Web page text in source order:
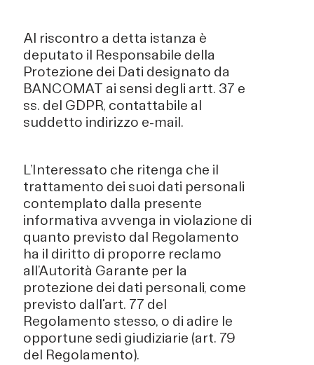
Al riscontro a detta istanza è
deputato il Responsabile della
Protezione dei Dati designato da
BANCOMAT ai sensi degli artt. 37 e
ss. del GDPR, contattabile al
suddetto indirizzo e-mail.
L’Interessato che ritenga che il
trattamento dei suoi dati personali
contemplato dalla presente
informativa avvenga in violazione di
quanto previsto dal Regolamento
ha il diritto di proporre reclamo
all’Autorità Garante per la
protezione dei dati personali, come
previsto dall'art. 77 del
Regolamento stesso, o di adire le
opportune sedi giudiziarie (art. 79
del Regolamento).